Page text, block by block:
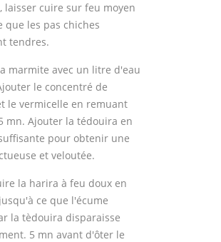
laisser cuire sur feu moyen
que les pas chiches
tendres.
marmite avec un litre d'eau
le concentré de
le vermicelle en remuant
mn. Ajouter la tédouira en
pour obtenir une
et veloutée.
la harira à feu doux en
ce que l'écume
la tèdouira disparaisse
5 mn avant d'ôter le